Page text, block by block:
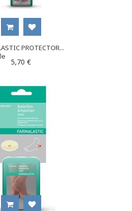
PROTECTOR...
5,70 €